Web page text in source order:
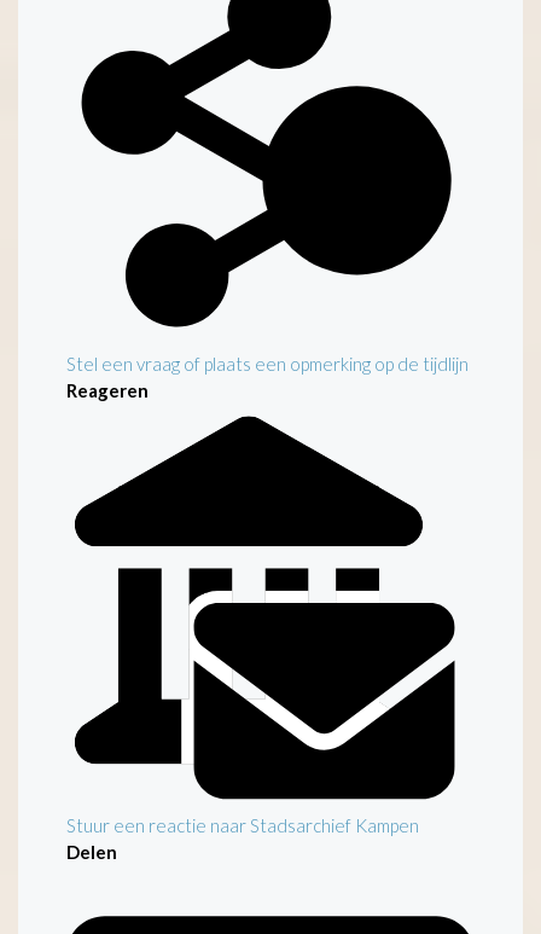
Stel een vraag of plaats een opmerking op de tijdlijn
Reageren
Stuur een reactie naar Stadsarchief Kampen
Delen